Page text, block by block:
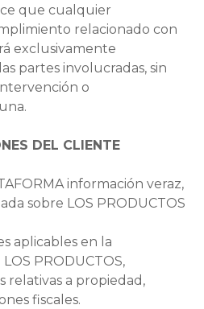
que cualquier
relacionado con
exclusivamente
partes involucradas, sin
o
DEL CLIENTE
información veraz,
sobre LOS PRODUCTOS
aplicables en la
PRODUCTOS,
relativas a propiedad,
fiscales.